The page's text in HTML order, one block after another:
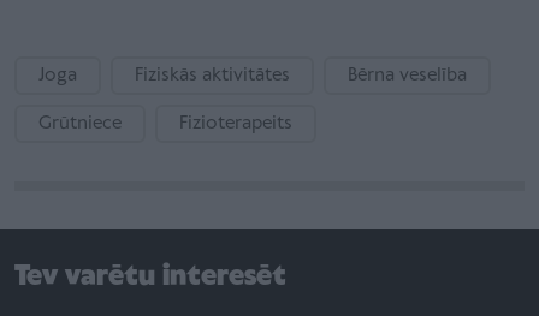
Joga Fiziskās aktivitātes Bērna veselība
Grūtniece Fizioterapeits
Tev varētu interesēt